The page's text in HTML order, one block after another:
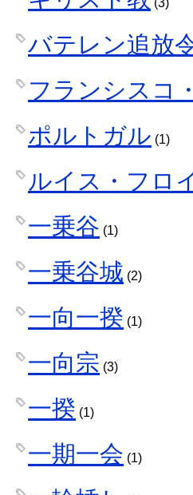
(3)
バテレン追放
フランシスコ
ポルトガル (1)
ルイス・フロ
一乗谷 (1)
一乗谷城 (2)
一向一揆 (1)
一向宗 (3)
一揆 (1)
一期一会 (1)